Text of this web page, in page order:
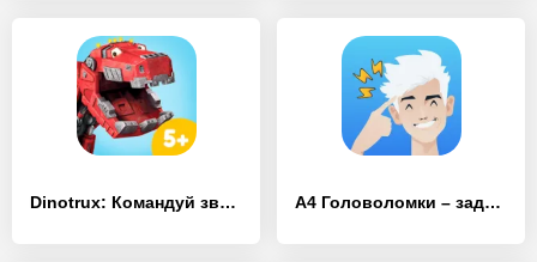
Dinotrux: Командуй зверской стройкой! А4 Головоломки – задачи на логику